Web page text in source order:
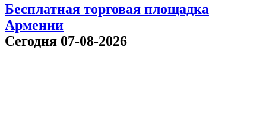
Бесплатная торговая площадка
Армении
Сегодня 07-08-2026